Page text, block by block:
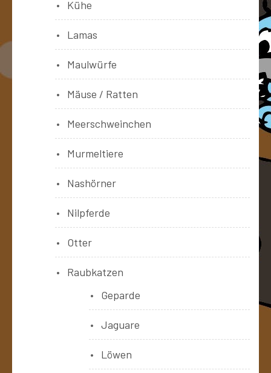
Kühe
Lamas
Maulwürfe
Mäuse / Ratten
Meerschweinchen
Murmeltiere
Nashörner
Nilpferde
Otter
Raubkatzen
Geparde
Jaguare
Löwen